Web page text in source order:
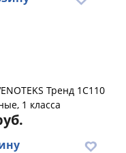
Тренд 1C110
1 класса